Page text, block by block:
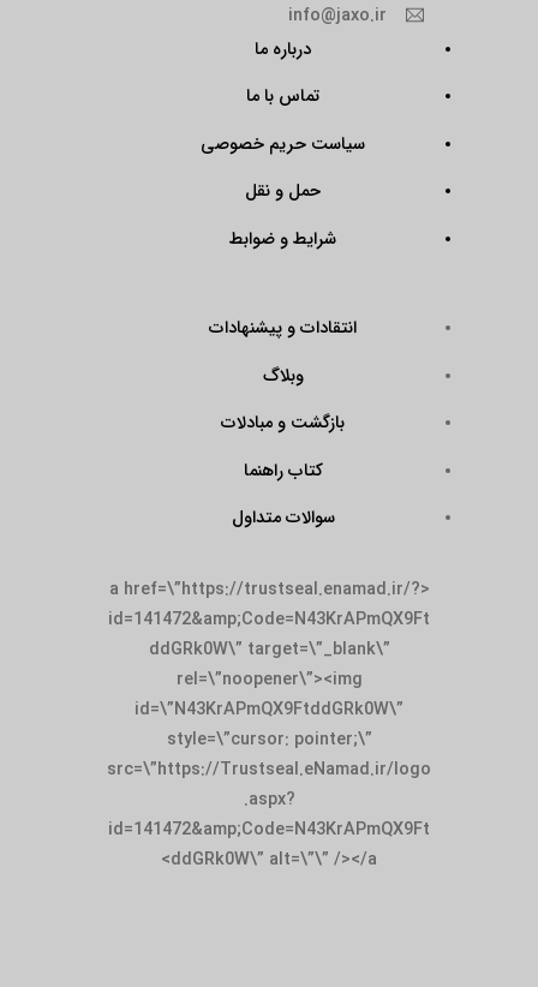
info@jaxo.ir
درباره ما
تماس با ما
سیاست حریم خصوصی
حمل و نقل
شرایط و ضوابط
انتقادات و پیشنهادات
وبلاگ
بازگشت و مبادلات
کتاب راهنما
سوالات متداول
<a href=\”https://trustseal.enamad.ir/?
id=141472&amp;Code=N43KrAPmQX9Ft
ddGRk0W\” target=\”_blank\”
rel=\”noopener\”><img
id=\”N43KrAPmQX9FtddGRk0W\”
style=\”cursor: pointer;\”
src=\”https://Trustseal.eNamad.ir/logo
.aspx?
id=141472&amp;Code=N43KrAPmQX9Ft
ddGRk0W\” alt=\”\” /></a>